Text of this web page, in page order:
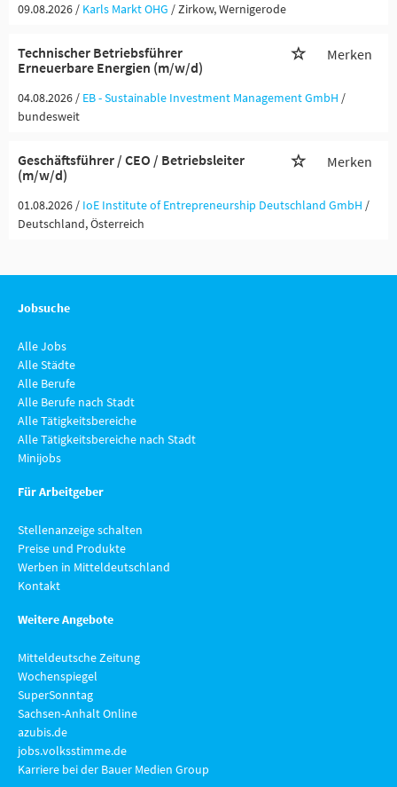
09.08.2026 / Karls Markt OHG / Zirkow, Wernigerode
Technischer Betriebsführer
Erneuerbare Energien (m/w/d)
Merken
04.08.2026 / EB - Sustainable Investment Management GmbH /
bundesweit
Geschäftsführer / CEO / Betriebsleiter
(m/w/d)
Merken
01.08.2026 / IoE Institute of Entrepreneurship Deutschland GmbH /
Deutschland, Österreich
Jobsuche
Alle Jobs
Alle Städte
Alle Berufe
Alle Berufe nach Stadt
Alle Tätigkeitsbereiche
Alle Tätigkeitsbereiche nach Stadt
Minijobs
Für Arbeitgeber
Stellenanzeige schalten
Preise und Produkte
Werben in Mitteldeutschland
Kontakt
Weitere Angebote
Mitteldeutsche Zeitung
Wochenspiegel
SuperSonntag
Sachsen-Anhalt Online
azubis.de
jobs.volksstimme.de
Karriere bei der Bauer Medien Group